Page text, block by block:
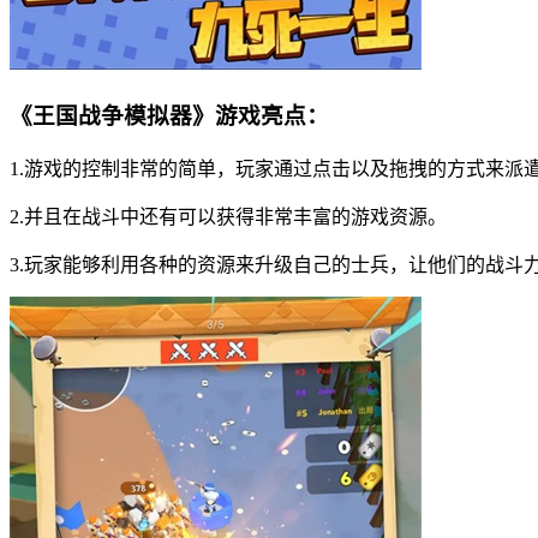
《王国战争模拟器》游戏亮点：
1.游戏的控制非常的简单，玩家通过点击以及拖拽的方式来派
2.并且在战斗中还有可以获得非常丰富的游戏资源。
3.玩家能够利用各种的资源来升级自己的士兵，让他们的战斗